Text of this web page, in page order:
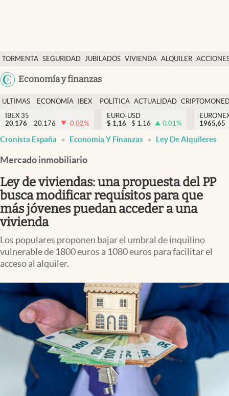
TORMENTA SEGURIDAD JUBILADOS VIVIENDA ALQUILER
USA
Colombia
Economía y finanzas
Economía y finanzas
Política
Actualidad
Criptomonedas
España
ULTIMAS
NOTICIAS
ECONOMÍA
FINANZAS
IBEX
EURO
POLÍTICA ACTUALIDAD
IBEX 35
20.176
20.176 -0.02%
EURO-USD
$ 1,16 $ 1,16 0.01%
1965,65
Cronista España Economía Y Finanzas Ley De Alquileres
Mercado inmobiliario
Ley de viviendas: una propuesta del PP
busca modificar requisitos para que
más jóvenes puedan acceder a una
vivienda
Los populares proponen bajar el umbral de inquilino
vulnerable de 1800 euros a 1080 euros para facilitar el
acceso al alquiler.